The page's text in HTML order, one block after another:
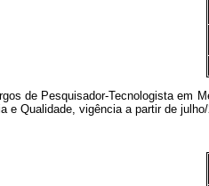
Pesquisador-Tecnologista em
e Qualidade, vigência a partir de